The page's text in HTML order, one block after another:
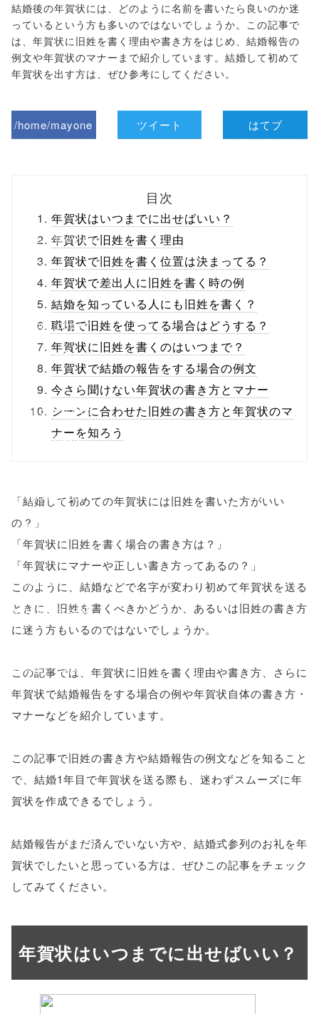
結婚後の年賀状には、どのように名前を書いたら良いのか迷
っているという方も多いのではないでしょうか。この記事で
は、年賀状に旧姓を書く理由や書き方をはじめ、結婚報告の
例文や年賀状のマナーまで紹介しています。結婚して初めて
年賀状を出す方は、ぜひ参考にしてください。
/home/mayone
ml/wp-
content/themes
/tapbiz_theme/
parts/sns-
buttons.php on
line10
/1134659"
onclick="windo
w.open(this.hre
'width=550,
height=450,
menubar=no,
toolbar=no,
scrollbars=yes'
); return
false;"> シェア
ツイート はてブ
目次
年賀状はいつまでに出せばいい？
年賀状で旧姓を書く理由
年賀状で旧姓を書く位置は決まってる？
年賀状で差出人に旧姓を書く時の例
結婚を知っている人にも旧姓を書く？
職場で旧姓を使ってる場合はどうする？
年賀状に旧姓を書くのはいつまで？
年賀状で結婚の報告をする場合の例文
今さら聞けない年賀状の書き方とマナー
シーンに合わせた旧姓の書き方と年賀状のマ
ナーを知ろう
「結婚して初めての年賀状には旧姓を書いた方がいい
の？」
「年賀状に旧姓を書く場合の書き方は？」
「年賀状にマナーや正しい書き方ってあるの？」
このように、結婚などで名字が変わり初めて年賀状を送る
ときに、旧姓を書くべきかどうか、あるいは旧姓の書き方
に迷う方もいるのではないでしょうか。
この記事では、年賀状に旧姓を書く理由や書き方、さらに
年賀状で結婚報告をする場合の例や年賀状自体の書き方・
マナーなどを紹介しています。
この記事で旧姓の書き方や結婚報告の例文などを知ること
で、結婚1年目で年賀状を送る際も、迷わずスムーズに年
賀状を作成できるでしょう。
結婚報告がまだ済んでいない方や、結婚式参列のお礼を年
賀状でしたいと思っている方は、ぜひこの記事をチェック
してみてください。
年賀状はいつまでに出せばいい？